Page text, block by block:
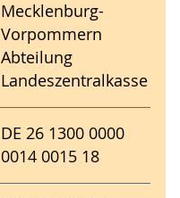
Mecklenburg-
Vorpommern
Abteilung
Landeszentralkasse
DE 26 1300 0000
0014 0015 18